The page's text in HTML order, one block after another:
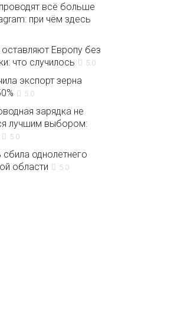
всё больше
при чём здесь
Европу без
что случилось
5.0
экспорт зерна
5.0
зарядка не
лучшим выбором:
5.0
однолетнего
области
5.0